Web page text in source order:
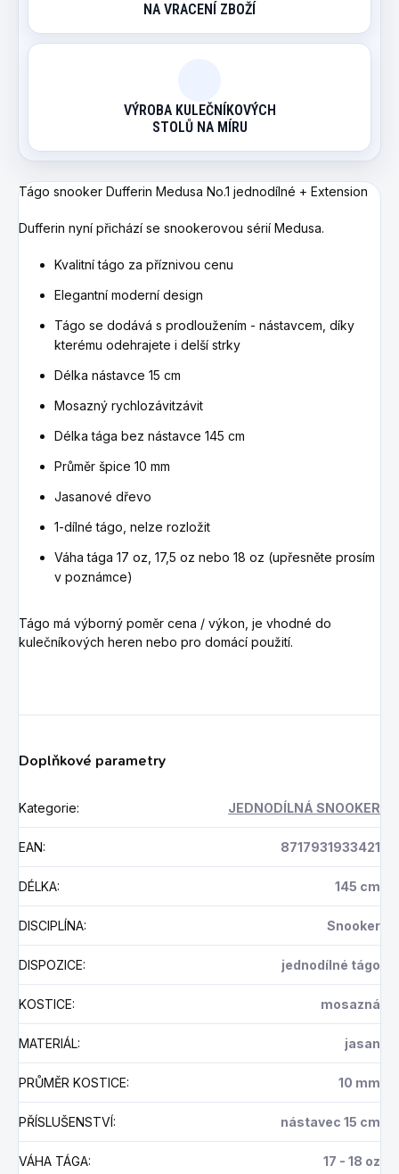
NA VRACENÍ ZBOŽÍ
VÝROBA KULEČNÍKOVÝCH
STOLŮ NA MÍRU
Tágo snooker Dufferin Medusa No.1 jednodílné + Extension
Dufferin nyní přichází se snookerovou sérií Medusa.
Kvalitní tágo za příznivou cenu
Elegantní moderní design
Tágo se dodává s prodloužením - nástavcem, díky
kterému odehrajete i delší strky
Délka nástavce 15 cm
Mosazný rychlozávitzávit
Délka tága bez nástavce 145 cm
Průměr špice 10 mm
Jasanové dřevo
1-dílné tágo, nelze rozložit
Váha tága 17 oz, 17,5 oz nebo 18 oz (upřesněte prosím
v poznámce)
Tágo má výborný poměr cena / výkon, je vhodné do
kulečníkových heren nebo pro domácí použití.
Doplňkové parametry
Kategorie: JEDNODÍLNÁ SNOOKER
EAN: 8717931933421
DÉLKA: 145 cm
DISCIPLÍNA: Snooker
DISPOZICE: jednodílné tágo
KOSTICE: mosazná
MATERIÁL: jasan
PRŮMĚR KOSTICE: 10 mm
PŘÍSLUŠENSTVÍ: nástavec 15 cm
VÁHA TÁGA: 17 - 18 oz